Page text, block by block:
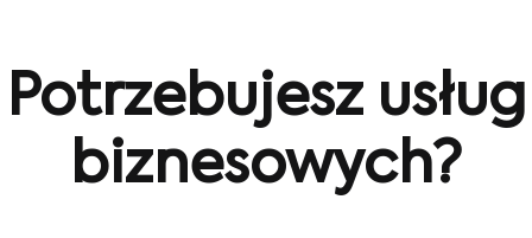
Potrzebujesz usług
biznesowych?